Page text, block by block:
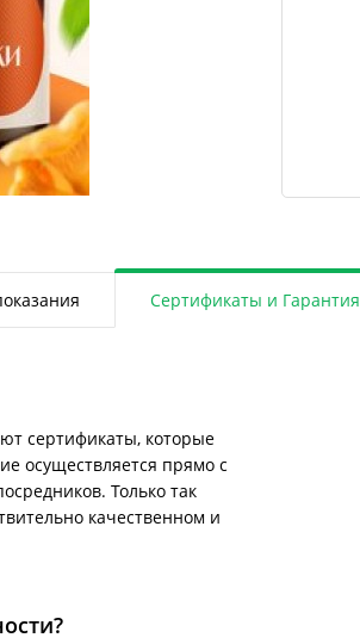
Сертификаты и Гарантия
сертификаты, которые
осуществляется прямо с
Только так
качественном и